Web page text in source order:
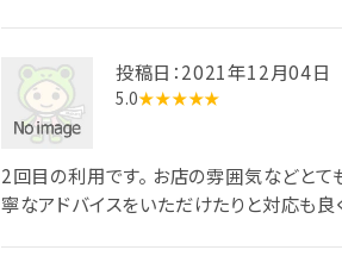
投稿日：2021年12月04日
5.0★★★★★
2回目の利用です。 お店の雰囲気などとて
寧なアドバイスをいただけたりと対応も良